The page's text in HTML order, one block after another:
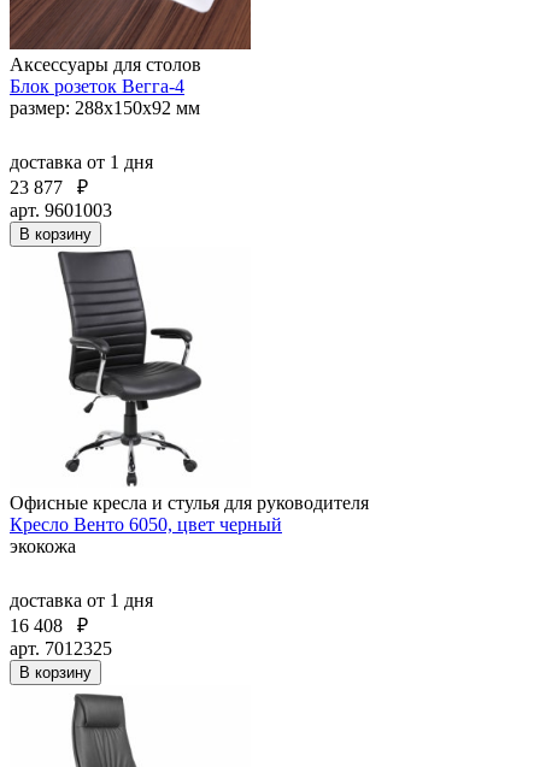
Аксессуары для столов
Блок розеток Вегга-4
размер: 288х150х92 мм
доставка от 1 дня
23 877
₽
арт. 9601003
В корзину
Офисные кресла и стулья для руководителя
Кресло Венто 6050, цвет черный
экокожа
доставка от 1 дня
16 408
₽
арт. 7012325
В корзину